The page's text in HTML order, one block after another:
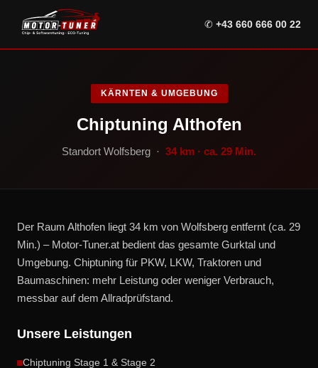
✆ +43 660 666 00 22
KÄRNTEN & UMGEBUNG
Chiptuning Althofen
Standort Wolfsberg · 34 km · ca. 29 Min.
Der Raum Althofen liegt 34 km von Wolfsberg entfernt (ca. 29
Min.) – Motor-Tuner.at bedient das gesamte Gurktal und
Umgebung. Chiptuning für PKW, LKW, Traktoren und
Baumaschinen: mehr Leistung oder weniger Verbrauch,
messbar auf dem Allradprüfstand.
Unsere Leistungen
Chiptuning Stage 1 & Stage 2